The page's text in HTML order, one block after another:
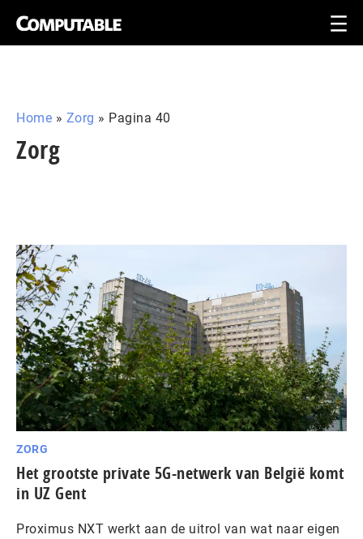
Home » Zorg » Pagina 40
Zorg
ZORG
Het grootste private 5G-netwerk van België komt
in UZ Gent
Proximus NXT werkt aan de uitrol van wat naar eigen